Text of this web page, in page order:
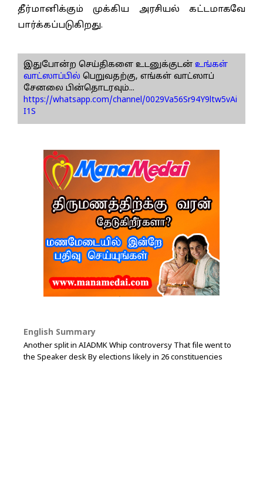
தீர்மானிக்கும் முக்கிய அரசியல் கட்டமாகவே
பார்க்கப்படுகிறது.
இதுபோன்ற செய்திகளை உடனுக்குடன் உங்கள்
வாட்ஸாப்பில் பெறுவதற்கு, எங்கள் வாட்ஸாப்
சேனலை பின்தொடரவும்...
https://whatsapp.com/channel/0029Va56Sr94Y9ltw5vAi
I1S
English Summary
Another split in AIADMK Whip controversy That file went to
the Speaker desk By elections likely in 26 constituencies